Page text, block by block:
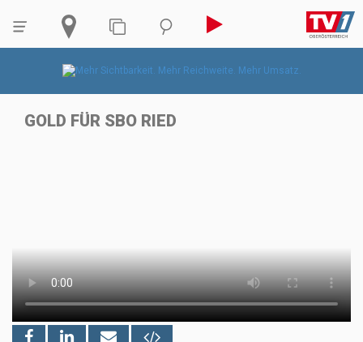
GOLD FÜR SBO RIED